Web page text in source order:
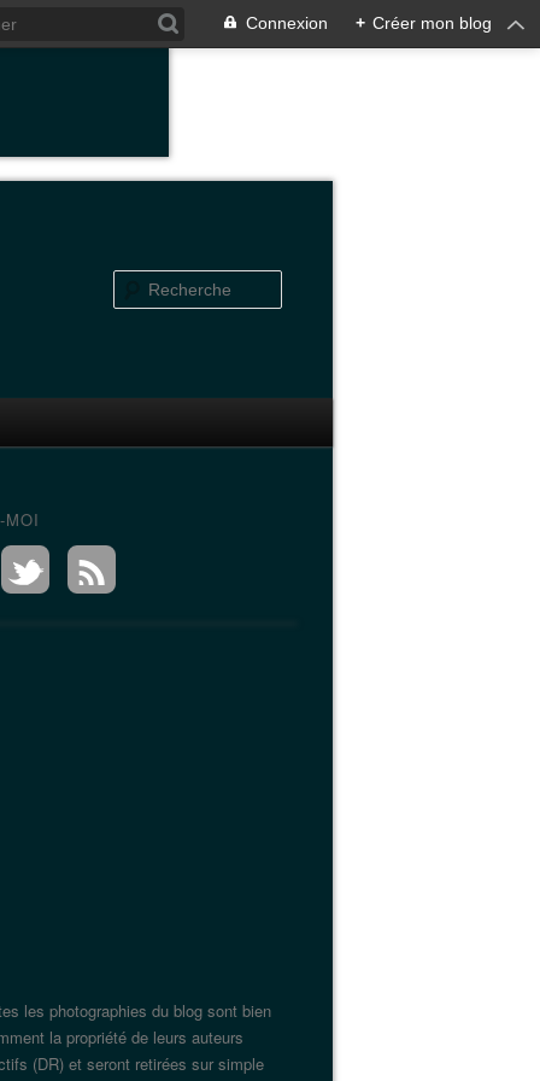
Connexion + Créer mon blog
les photographies du blog sont bien
la propriété de leurs auteurs
(DR) et seront retirées sur simple